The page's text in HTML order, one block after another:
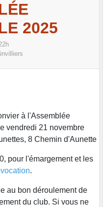
2025
à l'Assemblée
vendredi 21 novembre
8 Chemin d'Aunette
pour l'émargement et les
.
au bon déroulement de
du club. Si vous ne